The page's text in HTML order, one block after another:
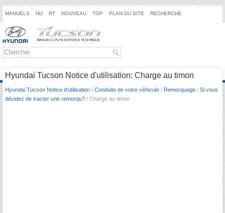
MANUELS NU RT NOUVEAU TOP PLAN DU SITE RECHERCHE
Hyundai Tucson Notice d'utilisation: Charge au timon
Hyundai Tucson Notice d'utilisation / Conduite de votre véhicule / Remorquage / Si vous
décidez de tracter une remorqu? / Charge au timon